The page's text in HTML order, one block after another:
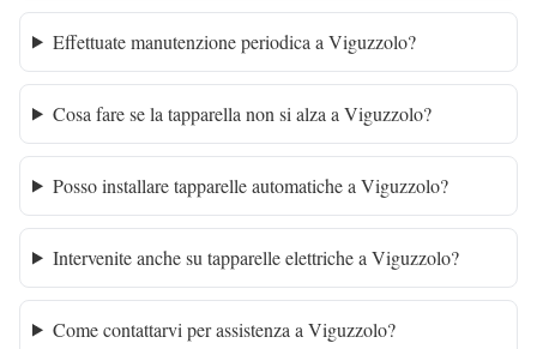
Effettuate manutenzione periodica a Viguzzolo?
Cosa fare se la tapparella non si alza a Viguzzolo?
Posso installare tapparelle automatiche a Viguzzolo?
Intervenite anche su tapparelle elettriche a Viguzzolo?
Come contattarvi per assistenza a Viguzzolo?